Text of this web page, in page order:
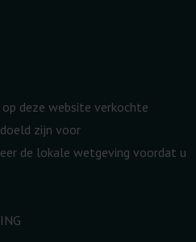
deze website verkochte
zijn voor
de lokale wetgeving voordat u